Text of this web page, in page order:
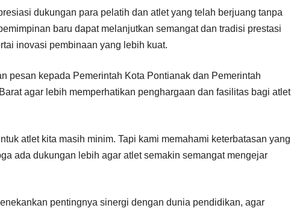
dukungan para pelatih dan atlet yang telah berjuang tanpa
baru dapat melanjutkan semangat dan tradisi prestasi
inovasi pembinaan yang lebih kuat.
pesan kepada Pemerintah Kota Pontianak dan Pemerintah
agar lebih memperhatikan penghargaan dan fasilitas bagi atlet
atlet kita masih minim. Tapi kami memahami keterbatasan yang
ada dukungan lebih agar atlet semakin semangat mengejar
pentingnya sinergi dengan dunia pendidikan, agar